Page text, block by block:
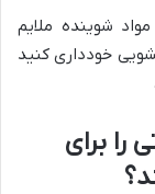
شوینده ملایم
خودداری کنید
را برای